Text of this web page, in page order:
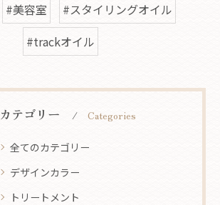
#美容室
#スタイリングオイル
#trackオイル
カテゴリー Categories
全てのカテゴリー
デザインカラー
トリートメント